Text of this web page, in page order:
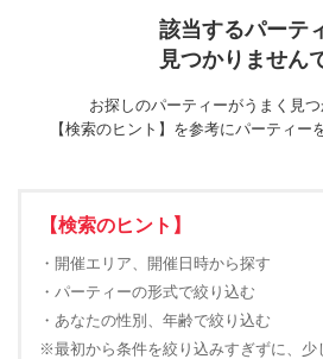
該当するパーテ
見つかりません
お探しのパーティーがうまく見つ
【検索のヒント】を参考にパーティー
【検索のヒント】
・開催エリア、開催日時から探す
・パーティーの形式で絞り込む
・あなたの性別、年齢で絞り込む
※最初から条件を絞り込みすぎずに、少